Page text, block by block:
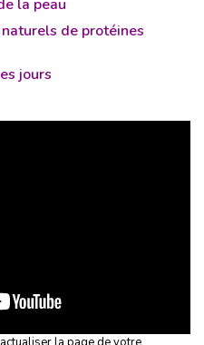
la peau
de protéines
jours